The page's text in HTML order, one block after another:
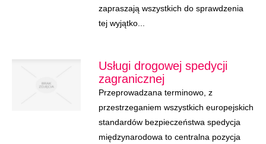
zapraszają wszystkich do sprawdzenia
tej wyjątko...
Usługi drogowej spedycji
zagranicznej
Przeprowadzana terminowo, z
przestrzeganiem wszystkich europejskich
standardów bezpieczeństwa spedycja
międzynarodowa to centralna pozycja